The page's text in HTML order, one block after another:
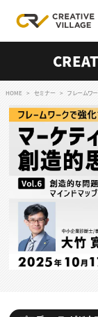
ログイ
RECRUIT
クリエイター求
CREATIVE
特集求人
採用説明会
転職支援サー
CONTENTS
スキルアップし
HOME セミナー フレームワ